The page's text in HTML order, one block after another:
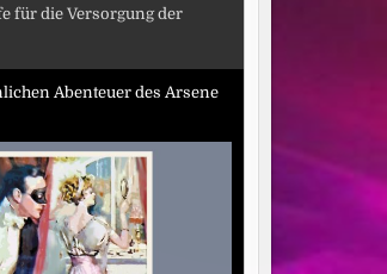
für die Versorgung der
Abenteuer des Arsene